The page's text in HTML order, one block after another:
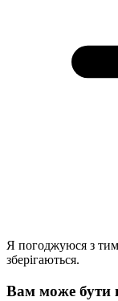
Я погоджуюся з
зберігаються.
Вам може бути